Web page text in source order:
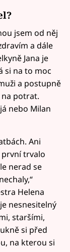
jsem od něj
a dále
Jana je
si na to moc
a postupně
na potrat.
nebo Milan
Ani
první trvalo
nerad se
Helena
nesnesitelný
staršími,
si před
na kterou si